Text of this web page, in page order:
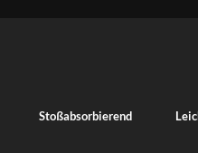
Stoßabsorbierend